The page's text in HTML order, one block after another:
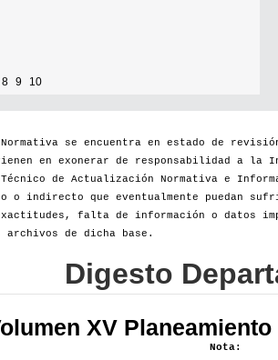
8 9 10
Normativa se encuentra en estado de
en exonerar de responsabilidad a la
de Actualización Normativa e
indirecto que eventualmente puedan
falta de información o datos
archivos de dicha base.
Digesto
XV
Nota: